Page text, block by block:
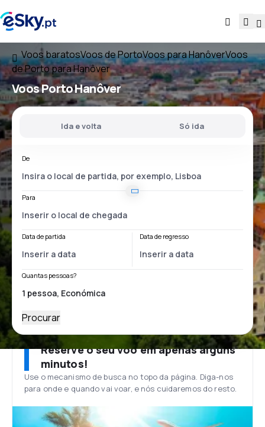
Voos baratosVoos de PortoVoos para HanôverVoos
de Porto para Hanôver
VoosPorto Hanôver
Ida e volta Só ida
De
Para
Data de partida Data de regresso
Quantas pessoas?
Procurar
Reserve o seu voo em apenas alguns
minutos!
Use o mecanismo de busca no topo da página. Diga-nos
para onde e quando vai voar, e nós cuidaremos do resto.